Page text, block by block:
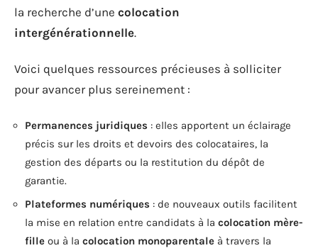
la recherche d’une colocation
intergénérationnelle.
Voici quelques ressources précieuses à solliciter
pour avancer plus sereinement :
Permanences juridiques : elles apportent un éclairage
précis sur les droits et devoirs des colocataires, la
gestion des départs ou la restitution du dépôt de
garantie.
Plateformes numériques : de nouveaux outils facilitent
la mise en relation entre candidats à la colocation mère-
fille ou à la colocation monoparentale à travers la